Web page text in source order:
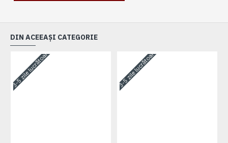
DIN ACEEAȘI CATEGORIE
3-5 zile lucrătoare 3-5 zile lucrătoare